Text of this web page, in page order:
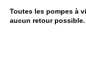
Toutes les pompes à
aucun retour possible.